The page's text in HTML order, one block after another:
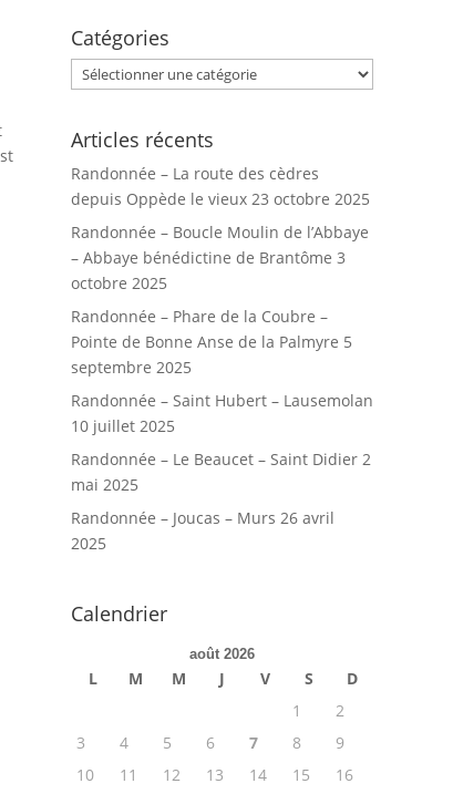
Catégories
Catégories
Articles récents
Randonnée – La route des cèdres
depuis Oppède le vieux 23 octobre 2025
Randonnée – Boucle Moulin de l’Abbaye
– Abbaye bénédictine de Brantôme 3
octobre 2025
Randonnée – Phare de la Coubre –
Pointe de Bonne Anse de la Palmyre 5
septembre 2025
Randonnée – Saint Hubert – Lausemolan
10 juillet 2025
Randonnée – Le Beaucet – Saint Didier 2
mai 2025
Randonnée – Joucas – Murs 26 avril
2025
Calendrier
août 2026
L M M J V S
D
1
2
3
4 5 6 7 8
9
10
11 12 13 14 15
16